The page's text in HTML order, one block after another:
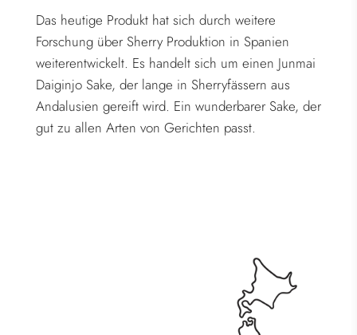
Das heutige Produkt hat sich durch weitere
Forschung über Sherry Produktion in Spanien
weiterentwickelt. Es handelt sich um einen Junmai
Daiginjo Sake, der lange in Sherryfässern aus
Andalusien gereift wird. Ein wunderbarer Sake, der
gut zu allen Arten von Gerichten passt.